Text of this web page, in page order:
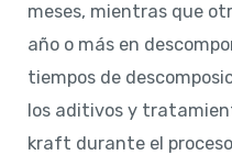
meses, mientras que
año o más en
tiempos de
los aditivos y
kraft durante el